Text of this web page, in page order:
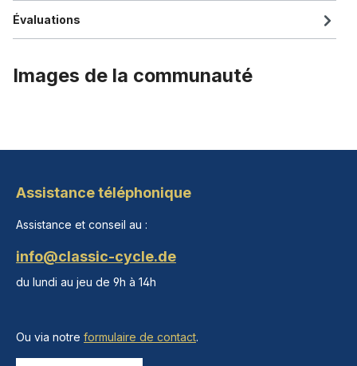
Évaluations
Images de la communauté
Assistance téléphonique
Assistance et conseil au :
info@classic-cycle.de
du lundi au jeu de 9h à 14h
Ou via notre formulaire de contact.